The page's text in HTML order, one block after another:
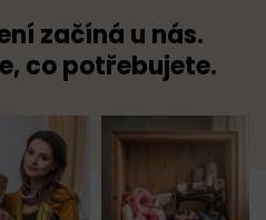
začíná u nás.
co potřebujete.